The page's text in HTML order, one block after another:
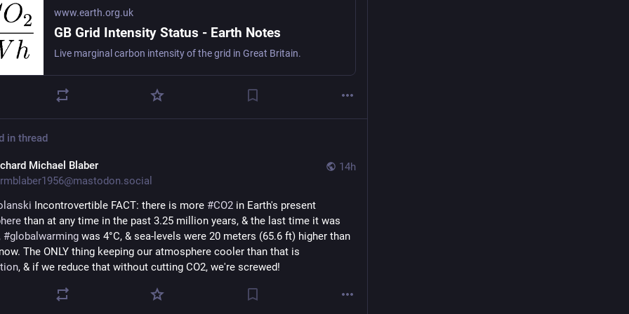
www.earth.org.uk
GB Grid Intensity Status - Earth Notes
Live marginal carbon intensity of the grid in Great Britain.
in thread
14h
Michael Blaber
Incontrovertible FACT: there is more #CO2
than at any time in the past 3.25 million years, & the last time it was
#globalwarming was 4°C, & sea-levels were 20 meters (65.6 ft) higher than
, & if we reduce that without cutting CO2, we're screwed!